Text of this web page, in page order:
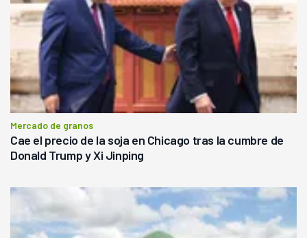
Mercado de granos
Cae el precio de la soja en Chicago tras la cumbre de
Donald Trump y Xi Jinping